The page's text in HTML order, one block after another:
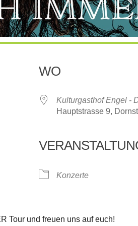
WO
Kulturgasthof Engel -
Hauptstrasse 9,
Konzerte
Tour und freuen uns auf euch!